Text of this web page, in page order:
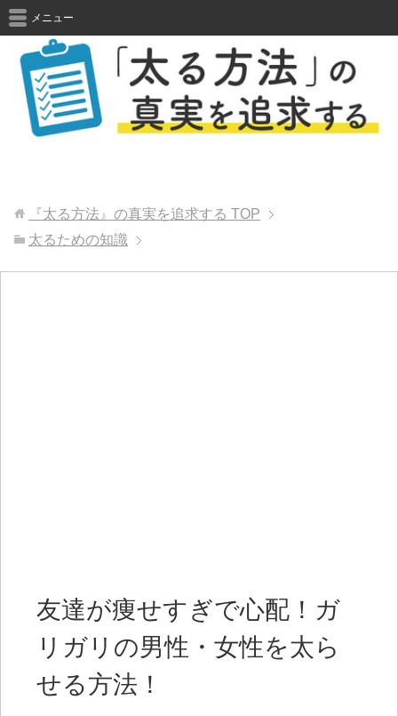
メニュー
『太る方法』の真実を追求する TOP
太るための知識
友達が痩せすぎで心配！ガ
リガリの男性・女性を太ら
せる方法！